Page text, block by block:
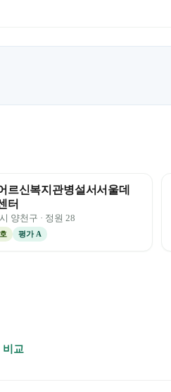
르신복지관병설서서울데
터
양천구 · 정원28
평가 A
비교